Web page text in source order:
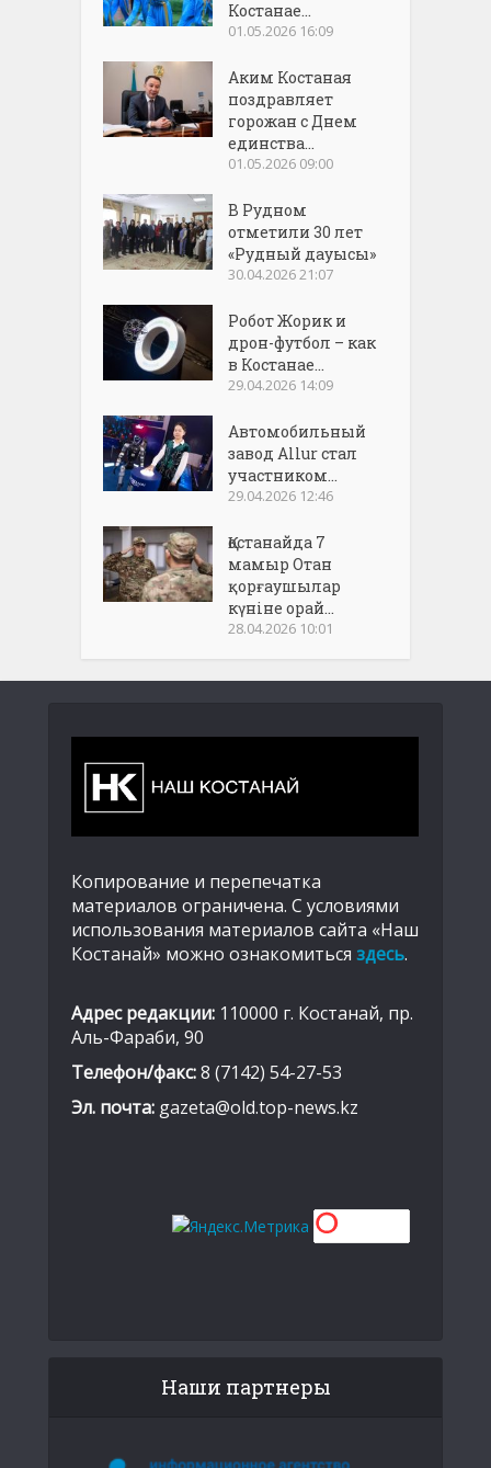
Костанае...
01.05.2026 16:09
Аким Костаная
поздравляет
горожан с Днем
единства...
01.05.2026 09:00
В Рудном
отметили 30 лет
«Рудный дауысы»
30.04.2026 21:07
Робот Жорик и
дрон-футбол – как
в Костанае...
29.04.2026 14:09
Автомобильный
завод Allur стал
участником...
29.04.2026 12:46
Қостанайда 7
мамыр Отан
қорғаушылар
күніне орай...
28.04.2026 10:01
Копирование и перепечатка
материалов ограничена. С условиями
использования материалов сайта «Наш
Костанай» можно ознакомиться здесь.
Адрес редакции: 110000 г. Костанай, пр.
Аль-Фараби, 90
Телефон/факс:8 (7142) 54-27-53
Эл. почта: gazeta@old.top-news.kz
Наши партнеры